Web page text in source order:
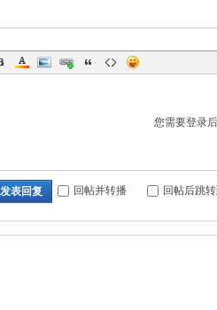
您需要登录
发表回复 回帖并转播 回帖后跳